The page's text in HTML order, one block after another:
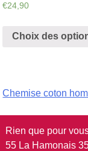
€24,90
Choix des
Navigation
de
l’article
Chemise coton
Rien que pour
55 La Hamonais